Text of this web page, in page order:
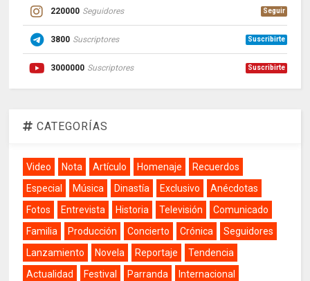
220000 Seguidores Seguir
3800 Suscriptores Suscribirte
3000000 Suscriptores Suscribirte
CATEGORÍAS
Video Nota Artículo Homenaje
Recuerdos
Especial
Música Dinastía Exclusivo
Anécdotas
Fotos
Entrevista Historia Televisión
Comunicado
Familia
Producción Concierto Crónica
Seguidores
Lanzamiento
Novela Reportaje
Tendencia
Actualidad
Festival Parranda
Internacional